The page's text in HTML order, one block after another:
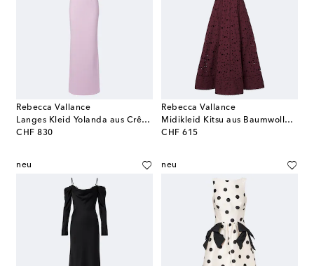
Rebecca Vallance
Langes Kleid Yolanda aus Crêpe mit Verzierungen
CHF 830
original price
Rebecca Vallance
Midikleid Kitsu aus Baumwolle und Guipure-Spitze
CHF 615
original price
neu neu